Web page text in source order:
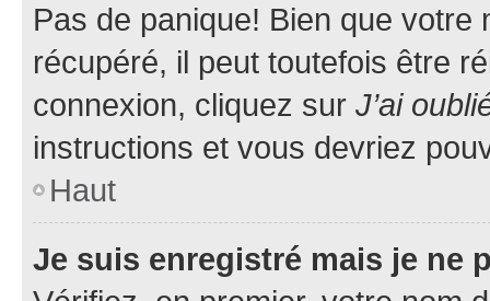
Pas de panique! Bien que
récupéré, il peut toutefois être
connexion, cliquez sur J’ai
instructions et vous devriez
Haut
Je suis enregistré mais je ne